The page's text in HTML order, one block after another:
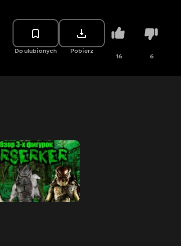
Do ulubionych Pobierz
16 6